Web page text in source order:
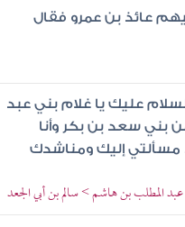
عائذ بن عمرو فقال
عليك يا غلام بني عبد
بني سعد بن بكر وأنا
إليك ومناشدك
المطلب بن هاشم > سالم بن أبي الجعد